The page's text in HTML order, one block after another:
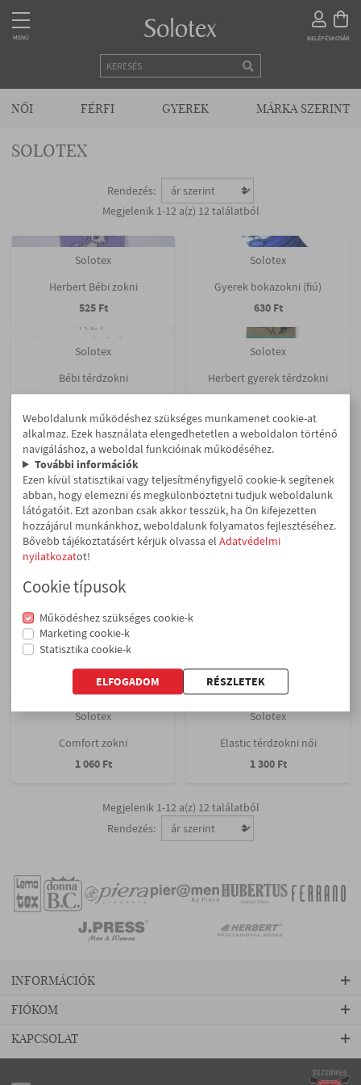
MENÜ BELÉPÉSKOSÁR
NŐI FÉRFI GYEREK MÁRKA SZERINT
MENÜ
KEZDŐLAP
KAPCSOLAT
VISZONTELADÓKNAK
MÁRKA SZERINT
Fehérneműk
Harisnyák
Zoknik
J.Press
Hubertus
Solotex
Herbert
SOLOTEX
Megjelenik 1-12 a(z) 12 találatból
Rendezés:
Solotex
Herbert Bébi zokni
525 Ft
Solotex
Gyerek bokazokni (fiú)
630 Ft
Solotex
Bébi térdzokni
630 Ft
Solotex
Herbert gyerek térdzokni
780 Ft
Solotex
Elastic zokni csíkos (FFI)
955 Ft
Solotex
955 Ft
Solotex
Elastic zokni csíkos (NŐI)
955 Ft
Solotex
Solotex
RED Sport frottír zokni
985 Ft 1 060 Ft
Solotex
Comfort zokni
1 060 Ft
Solotex
Elastic térdzokni női
1 300 Ft
Megjelenik 1-12 a(z) 12 találatból
Rendezés:
KAPCSOLAT
INFORMÁCIÓK
FIÓKOM
Weboldalunk működéshez szükséges munkamenet cookie-at
alkalmaz. Ezek használata elengedhetetlen a weboldalon történő
navigáláshoz, a weboldal funkcióinak működéséhez.
További információk
Ezen kívül statisztikai vagy teljesítményfigyelő cookie-k segítenek
abban, hogy elemezni és megkülönböztetni tudjuk weboldalunk
látógatóit. Ezt azonban csak akkor tesszük, ha Ön kifejezetten
hozzájárul munkánkhoz, weboldalunk folyamatos fejlesztéséhez.
Bővebb tájékoztatásért kérjük olvassa el Adatvédelmi
nyilatkozatot!
Cookie típusok
Működéshez szükséges cookie-k
Marketing cookie-k
Statisztika cookie-k
ELFOGADOM